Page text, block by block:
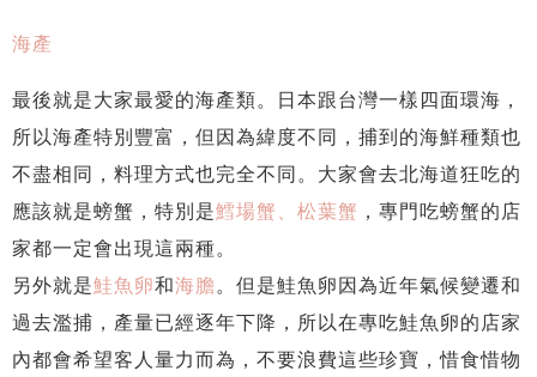
海產
最後就是大家最愛的海產類。日本跟台灣一樣四面環海，
所以海產特別豐富，但因為緯度不同，捕到的海鮮種類也
不盡相同，料理方式也完全不同。大家會去北海道狂吃的
應該就是螃蟹，特別是鱈場蟹、松葉蟹 ，專門吃螃蟹的店
家都一定會出現這兩種。
另外就是鮭魚卵和海膽。但是鮭魚卵因為近年氣候變遷和
過去濫捕，產量已經逐年下降，所以在專吃鮭魚卵的店家
內都會希望客人量力而為，不要浪費這些珍寶，惜食惜物